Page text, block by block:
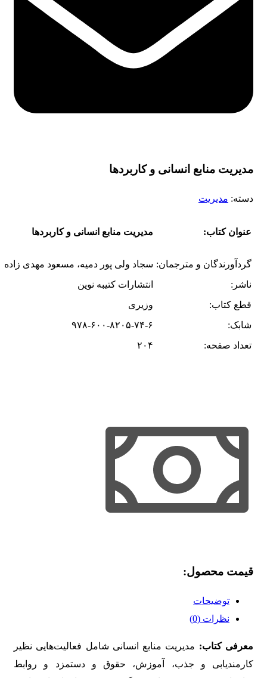
مدیریت منابع انسانی و کاربردها
دسته: مدیریت
عنوان کتاب: مدیریت منابع انسانی و کاربردها
گردآورندگان و مترجمان‌: سجاد ولی پور دمیه، مسعود مهدی زاده
ناشر:
انتشارات کتیبه نوین
قطع کتاب:
وزیری
شابک:
۹۷۸-۶۰۰-۸۲۰۵-۷۴-۶
تعداد صفحه:
۲۰۴
قیمت محصول:​
توضیحات
نظرات (0)
معرفی کتاب: مدیریت منابع انسانی شامل فعالیت‌هایی نظیر
کارمندیابی و جذب، آموزش، حقوق و دستمزد و روابط